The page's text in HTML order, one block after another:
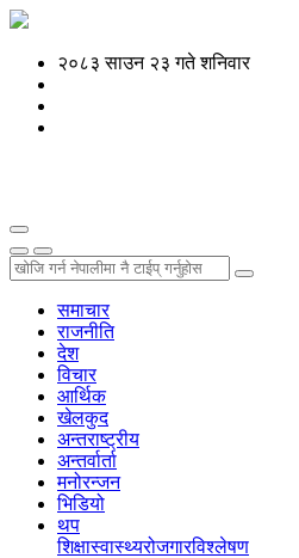
२०८३ साउन २३ गते शनिवार
समाचार
राजनीति
देश
विचार
आर्थिक
खेलकुद
अन्तराष्ट्रीय
अन्तर्वार्ता
मनोरन्जन
भिडियो
थप
शिक्षास्वास्थ्यरोजगारविश्लेषण